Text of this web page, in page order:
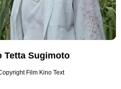
Tetta Sugimoto
Film Kino Text